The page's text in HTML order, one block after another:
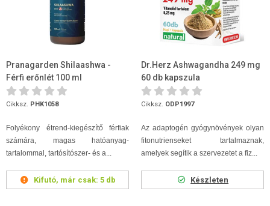
Pranagarden Shilaashwa -
Férfi erőnlét 100 ml
Cikksz. PHK1058
Folyékony étrend-kiegészítő férfiak
számára, magas hatóanyag-
tartalommal, tartósítószer- és a...
Kifutó, már csak: 5 db
Dr.Herz Ashwagandha 249 mg
60 db kapszula
Cikksz. ODP1997
Az adaptogén gyógynövények olyan
fitonutrienseket tartalmaznak,
amelyek segítik a szervezetet a fiz...
Készleten